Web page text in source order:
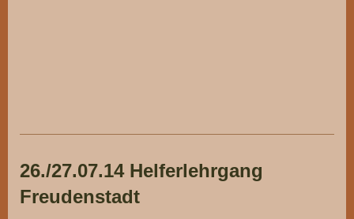
26./27.07.14 Helferlehrgang
Freudenstadt